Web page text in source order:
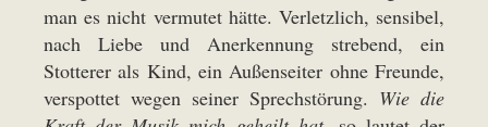
man es nicht vermutet hätte. Verletzlich, sensibel,
nach Liebe und Anerkennung strebend, ein
Stotterer als Kind, ein Außenseiter ohne Freunde,
verspottet wegen seiner Sprechstörung. Wie die